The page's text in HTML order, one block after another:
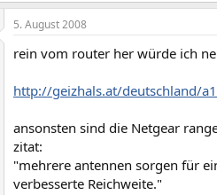
5. August 2008
rein vom router her würde ich
http://geizhals.at/deutschland/
ansonsten sind die Netgear
zitat:
"mehrere antennen sorgen für
verbesserte Reichweite."